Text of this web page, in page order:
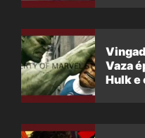
Vaza
Hulk e